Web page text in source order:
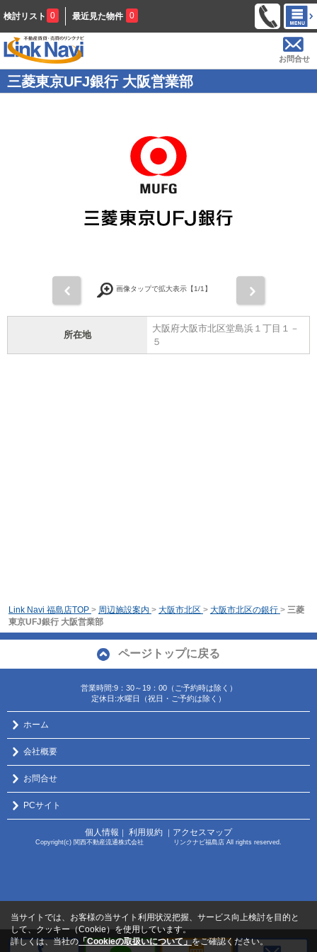
検討リスト 0 最近見た物件 0
お問合せ
三菱東京UFJ銀行 大阪営業部
画像タップで拡大表示【1/1】
所在地
大阪府大阪市北区堂島浜１丁目１－
５
Link Navi 福島店TOP > 周辺施設案内 > 大阪市北区 > 大阪市北区の銀行 > 三菱
東京UFJ銀行 大阪営業部
ページトップに戻る
営業時間:9：30～19：00（ご予約時は除く）
定休日:水曜日（祝日・ご予約は除く）
ホーム
会社概要
お問合せ
PCサイト
個人情報 ｜ 利用規約 ｜ アクセスマップ
Copyright(c) 関西不動産流通株式会社 リンクナビ福島店 All rights reserved.
当サイトでは、お客様の当サイト利用状況把握、サービス向上検討を目的と
して、クッキー（Cookie）を使用しています。
詳しくは、当社の 「Cookieの取扱いについて」をご確認ください。